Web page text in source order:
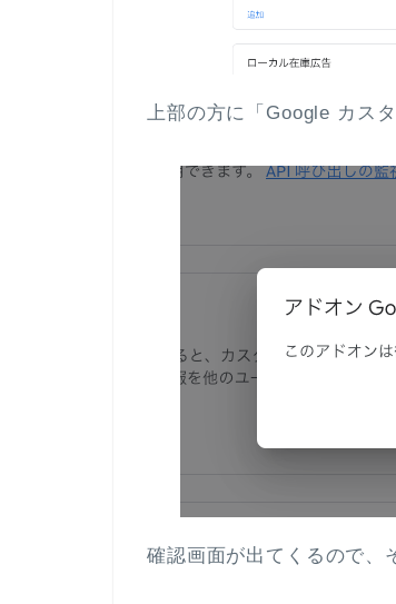
上部の方に「Google カス
確認画面が出てくるので、